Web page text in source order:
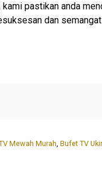
pastikan anda
dan
Mewah Murah, Bufet TV